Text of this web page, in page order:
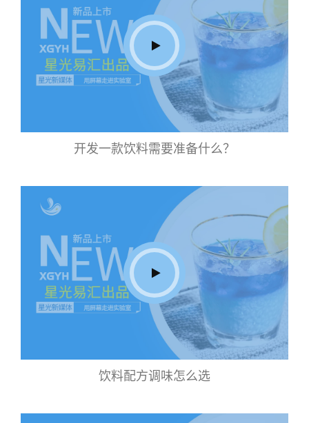
开发一款饮料需要准备什么？
饮料配方调味怎么选